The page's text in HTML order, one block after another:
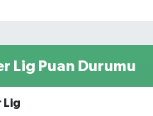
Lig Puan Durumu
Lig